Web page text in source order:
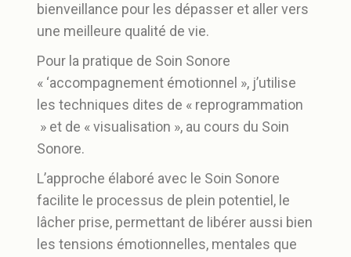
bienveillance pour les dépasser et aller vers
une meilleure qualité de vie.
Pour la pratique de Soin Sonore
« ‘accompagnement émotionnel », j’utilise
les techniques dites de « reprogrammation
» et de « visualisation », au cours du Soin
Sonore.
L’approche élaboré avec le Soin Sonore
facilite le processus de plein potentiel, le
lâcher prise, permettant de libérer aussi bien
les tensions émotionnelles, mentales que